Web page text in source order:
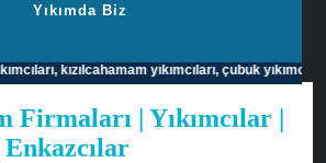
Yıkımda Biz
kızılcahamam yıkımcıları, çubuk yıkımcıları,
Firmaları | Yıkımcılar |
Enkazcılar